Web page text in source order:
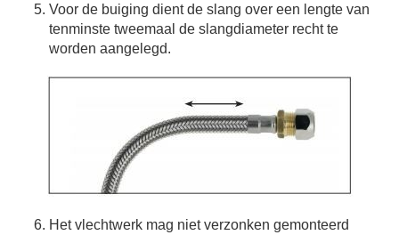
Voor de buiging dient de slang over een lengte van
tenminste tweemaal de slangdiameter recht te
worden aangelegd.
Het vlechtwerk mag niet verzonken gemonteerd